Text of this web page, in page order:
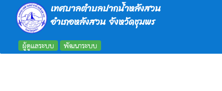
เทศบาลตำบลปากน้ำหลังสวน
อำเภอหลังสวน จังหวัดชุมพร
ผู้ดูแลระบบ พัฒนาระบบ